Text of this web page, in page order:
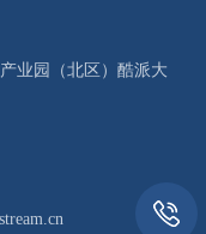
业园（北区）酷派大